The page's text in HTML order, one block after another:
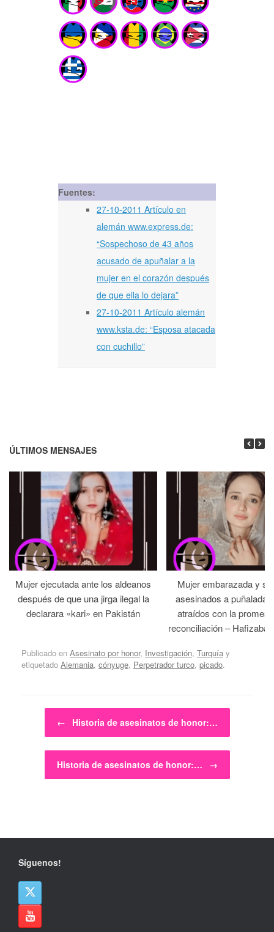
Fuentes:
27-10-2011 Artículo en
alemán www.express.de:
“Sospechoso de 43 años
acusado de apuñalar a la
mujer en el corazón después
de que ella lo dejara”
27-10-2011 Artículo alemán
www.ksta.de: “Esposa atacada
con cuchillo”
ÚLTIMOS MENSAJES
Mujer ejecutada ante los aldeanos
después de que una jirga ilegal la
declarara «kari» en Pakistán
Mujer embarazada y
asesinados a
atraídos con la
reconciliación –
Publicado en Asesinato por honor, Investigación, Turquía y
etiquetado Alemania, cónyuge, Perpetrador turco, picado.
Navegador de artículos
← Historia de asesinatos de honor:…
Historia de asesinatos de honor:… →
Síguenos!